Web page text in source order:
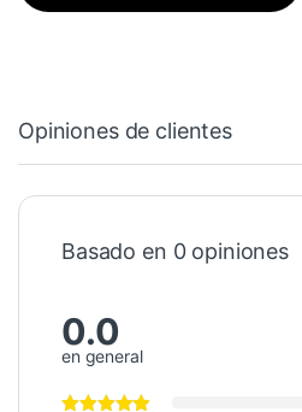
Opiniones de clientes
Basado en 0 opiniones
0.0
en general